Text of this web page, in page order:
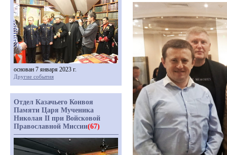
основан 7 января 2023 г.
Другие события
Отдел Казачьего Конвоя
Памяти Царя Мученика
Николая II при Войсковой
Православной Миссии(67)